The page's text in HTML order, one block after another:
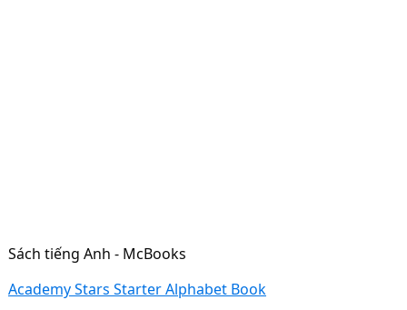
Sách tiếng Anh - McBooks
Academy Stars Starter Alphabet Book